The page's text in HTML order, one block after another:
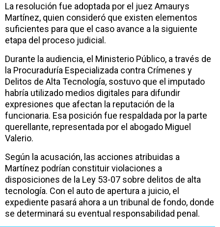
La resolución fue adoptada por el juez Amaurys
Martínez, quien consideró que existen elementos
suficientes para que el caso avance a la siguiente
etapa del proceso judicial.
Durante la audiencia, el Ministerio Público, a través de
la Procuraduría Especializada contra Crímenes y
Delitos de Alta Tecnología, sostuvo que el imputado
habría utilizado medios digitales para difundir
expresiones que afectan la reputación de la
funcionaria. Esa posición fue respaldada por la parte
querellante, representada por el abogado Miguel
Valerio.
Según la acusación, las acciones atribuidas a
Martínez podrían constituir violaciones a
disposiciones de la Ley 53-07 sobre delitos de alta
tecnología. Con el auto de apertura a juicio, el
expediente pasará ahora a un tribunal de fondo, donde
se determinará su eventual responsabilidad penal.